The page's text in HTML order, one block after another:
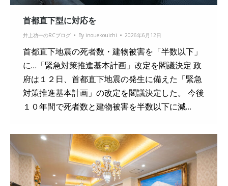
首都直下型に対応を
井上功一のRCブログ By inouekouichi 2026年6月12日
首都直下地震の死者数・建物被害を「半数以下」
に…「緊急対策推進基本計画」改定を閣議決定 政
府は１２日、首都直下地震の発生に備えた「緊急
対策推進基本計画」の改定を閣議決定した。 今後
１０年間で死者数と建物被害を半数以下に減…